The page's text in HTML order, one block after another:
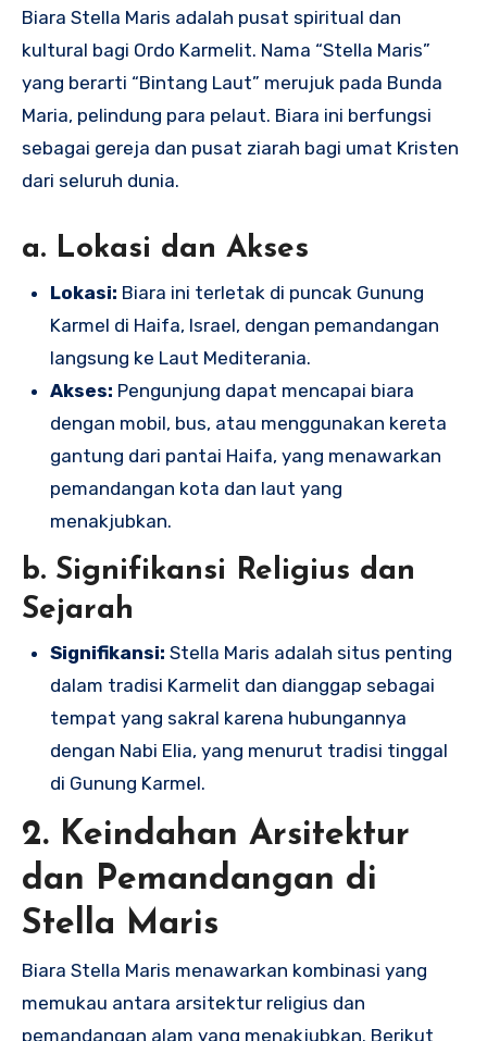
Biara Stella Maris adalah pusat spiritual dan
kultural bagi Ordo Karmelit. Nama “Stella Maris”
yang berarti “Bintang Laut” merujuk pada Bunda
Maria, pelindung para pelaut. Biara ini berfungsi
sebagai gereja dan pusat ziarah bagi umat Kristen
dari seluruh dunia.
a. Lokasi dan Akses
Lokasi: Biara ini terletak di puncak Gunung
Karmel di Haifa, Israel, dengan pemandangan
langsung ke Laut Mediterania.
Akses: Pengunjung dapat mencapai biara
dengan mobil, bus, atau menggunakan kereta
gantung dari pantai Haifa, yang menawarkan
pemandangan kota dan laut yang
menakjubkan.
b. Signifikansi Religius dan
Sejarah
Signifikansi: Stella Maris adalah situs penting
dalam tradisi Karmelit dan dianggap sebagai
tempat yang sakral karena hubungannya
dengan Nabi Elia, yang menurut tradisi tinggal
di Gunung Karmel.
2. Keindahan Arsitektur
dan Pemandangan di
Stella Maris
Biara Stella Maris menawarkan kombinasi yang
memukau antara arsitektur religius dan
pemandangan alam yang menakjubkan. Berikut